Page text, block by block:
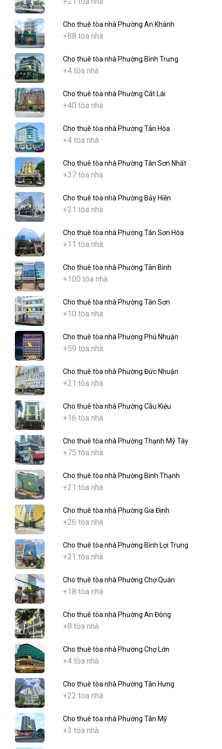
Cho thuê tòa nhà Phường An Khánh
+88 tòa nhà
Cho thuê tòa nhà Phường Bình Trưng
+4 tòa nhà
Cho thuê tòa nhà Phường Cát Lái
+40 tòa nhà
Cho thuê tòa nhà Phường Tân Hòa
+4 tòa nhà
Cho thuê tòa nhà Phường Tân Sơn Nhất
+37 tòa nhà
Cho thuê tòa nhà Phường Bảy Hiền
+21 tòa nhà
Cho thuê tòa nhà Phường Tân Sơn Hòa
+11 tòa nhà
Cho thuê tòa nhà Phường Tân Bình
+100 tòa nhà
Cho thuê tòa nhà Phường Tân Sơn
+10 tòa nhà
Cho thuê tòa nhà Phường Phú Nhuận
+59 tòa nhà
Cho thuê tòa nhà Phường Đức Nhuận
+21 tòa nhà
Cho thuê tòa nhà Phường Cầu Kiệu
+16 tòa nhà
Cho thuê tòa nhà Phường Thạnh Mỹ Tây
+75 tòa nhà
Cho thuê tòa nhà Phường Bình Thạnh
+21 tòa nhà
Cho thuê tòa nhà Phường Gia Định
+26 tòa nhà
Cho thuê tòa nhà Phường Bình Lợi Trung
+21 tòa nhà
Cho thuê tòa nhà Phường Chợ Quán
+18 tòa nhà
Cho thuê tòa nhà Phường An Đông
+8 tòa nhà
Cho thuê tòa nhà Phường Chợ Lớn
+4 tòa nhà
Cho thuê tòa nhà Phường Tân Hưng
+22 tòa nhà
Cho thuê tòa nhà Phường Tân Mỹ
+3 tòa nhà